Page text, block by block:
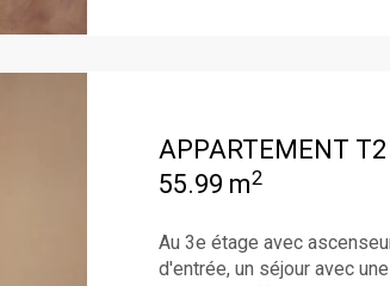
APPARTEMENT T2
55.99 m2
Au 3e étage avec
d'entrée, un séjour avec